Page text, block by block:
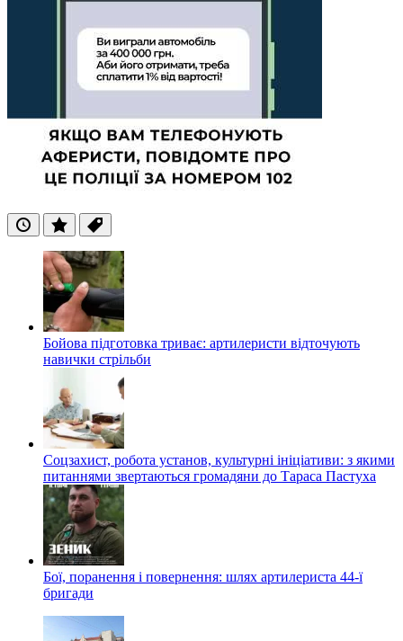
ОстанніПопулярні
Теги
Бойова підготовка триває: артилеристи відточують
навички стрільби
Соцзахист, робота установ, культурні ініціативи: з якими
питаннями звертаються громадяни до Тараса Пастуха
Бої, поранення і повернення: шлях артилериста 44-ї
бригади